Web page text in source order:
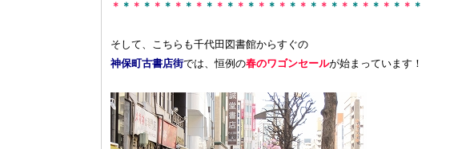
＊ ＊ ＊ ＊ ＊ ＊ ＊ ＊ ＊ ＊ ＊ ＊ ＊ ＊ ＊ ＊ ＊ ＊ ＊ ＊ ＊ ＊ ＊ ＊ ＊ ＊ ＊ ＊ ＊ ＊
そして、こちらも千代田図書館からすぐの
神保町古書店街では、恒例の春のワゴンセールが始まっています！